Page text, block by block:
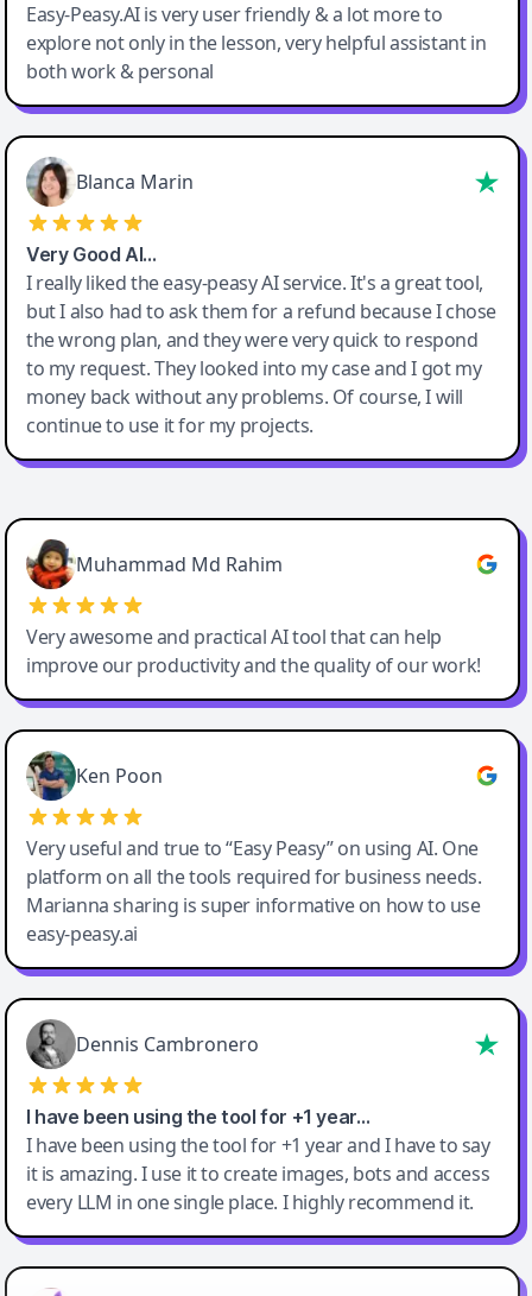
Easy-Peasy.AI is very user friendly & a lot more to
explore not only in the lesson, very helpful assistant in
both work & personal
Blanca Marin
Very Good AI…
I really liked the easy-peasy AI service. It's a great tool,
but I also had to ask them for a refund because I chose
the wrong plan, and they were very quick to respond
to my request. They looked into my case and I got my
money back without any problems. Of course, I will
continue to use it for my projects.
Easy-Peasy AI
Muhammad Md Rahim
Very awesome and practical AI tool that can help
improve our productivity and the quality of our work!
Ken Poon
Very useful and true to “Easy Peasy” on using AI. One
platform on all the tools required for business needs.
Marianna sharing is super informative on how to use
easy-peasy.ai
Dennis Cambronero
I have been using the tool for +1 year…
I have been using the tool for +1 year and I have to say
it is amazing. I use it to create images, bots and access
every LLM in one single place. I highly recommend it.